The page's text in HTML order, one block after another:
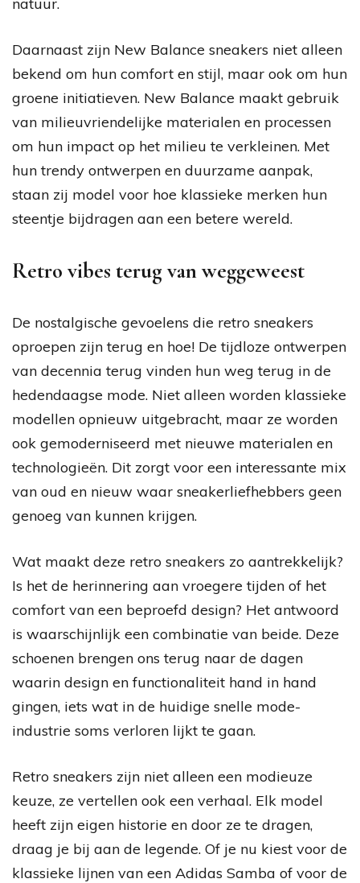
Daarnaast zijn New Balance sneakers niet alleen
bekend om hun comfort en stijl, maar ook om hun
groene initiatieven. New Balance maakt gebruik
van milieuvriendelijke materialen en processen
om hun impact op het milieu te verkleinen. Met
hun trendy ontwerpen en duurzame aanpak,
staan zij model voor hoe klassieke merken hun
steentje bijdragen aan een betere wereld.
Retro vibes terug van weggeweest
De nostalgische gevoelens die retro sneakers
oproepen zijn terug en hoe! De tijdloze ontwerpen
van decennia terug vinden hun weg terug in de
hedendaagse mode. Niet alleen worden klassieke
modellen opnieuw uitgebracht, maar ze worden
ook gemoderniseerd met nieuwe materialen en
technologieën. Dit zorgt voor een interessante mix
van oud en nieuw waar sneakerliefhebbers geen
genoeg van kunnen krijgen.
Wat maakt deze retro sneakers zo aantrekkelijk?
Is het de herinnering aan vroegere tijden of het
comfort van een beproefd design? Het antwoord
is waarschijnlijk een combinatie van beide. Deze
schoenen brengen ons terug naar de dagen
waarin design en functionaliteit hand in hand
gingen, iets wat in de huidige snelle mode-
industrie soms verloren lijkt te gaan.
Retro sneakers zijn niet alleen een modieuze
keuze, ze vertellen ook een verhaal. Elk model
heeft zijn eigen historie en door ze te dragen,
draag je bij aan de legende. Of je nu kiest voor de
klassieke lijnen van een Adidas Samba of voor de